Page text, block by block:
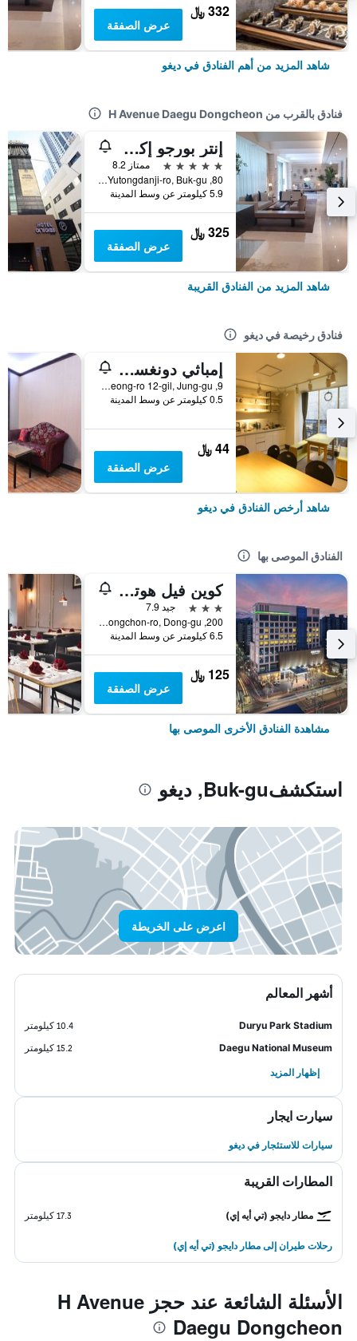
332 ﷼
عرض الصفقة
شاهد المزيد من أهم الفنادق في ديغو
فنادق بالقرب من H Avenue Daegu Dongcheon
إنتر بورجو إكسكو هوتل
5 نجوم
ممتاز 8.2
80, Yutongdanji-ro, Buk-gu, ديغو, كوريا الجنوبية
5.9 كيلومتر عن وسط المدينة
325 ﷼
عرض الصفقة
شاهد المزيد من الفنادق القريبة
فنادق رخيصة في ديغو
إمباثي دونغسيونغرو جيستهاوس - هوستل
9, Dongseong-ro 12-gil, Jung-gu, ديغو, كوريا الجنوبية
0.5 كيلومتر عن وسط المدينة
44 ﷼
عرض الصفقة
شاهد أرخص الفنادق في ديغو
الفنادق الموصى بها
كوين فيل هوتل آند ودينج
3 نجوم
جيد 7.9
200, Dongchon-ro, Dong-gu, ديغو, كوريا الجنوبية
6.5 كيلومتر عن وسط المدينة
125 ﷼
عرض الصفقة
مشاهدة الفنادق الأخرى الموصى بها
استكشفBuk-gu, ديغو
اعرض على الخريطة
أشهر المعالم
Duryu Park Stadium
10.4 كيلومتر
Daegu National Museum
15.2 كيلومتر
إظهار المزيد
سيارت ايجار
سيارات للاستئجار في ديغو
المطارات القريبة
مطار دايجو (تي أيه إي) 17.3 كيلومتر
رحلات طيران إلى مطار دايجو (تي أيه إي)
الأسئلة الشائعة عند حجز H Avenue
Daegu Dongcheon